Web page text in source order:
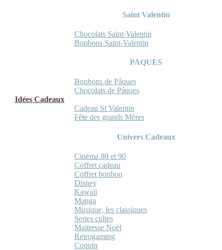
Saint Valentin
Chocolats Saint-Valentin
Bonbons Saint-Valentin
PAQUES
Bonbons de Pâques
Chocolats de Pâques
Idées Cadeaux
Cadeau St Valentin
Fête des grands Mères
Univers Cadeaux
Cinéma 80 et 90
Coffret cadeau
Coffret bonbon
Disney
Kawaii
Manga
Musique, les classiques
Series cultes
Maitresse Noël
Retrogaming
Coquin